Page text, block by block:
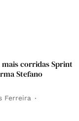
mais corridas Sprint
Stefano
Ferreira